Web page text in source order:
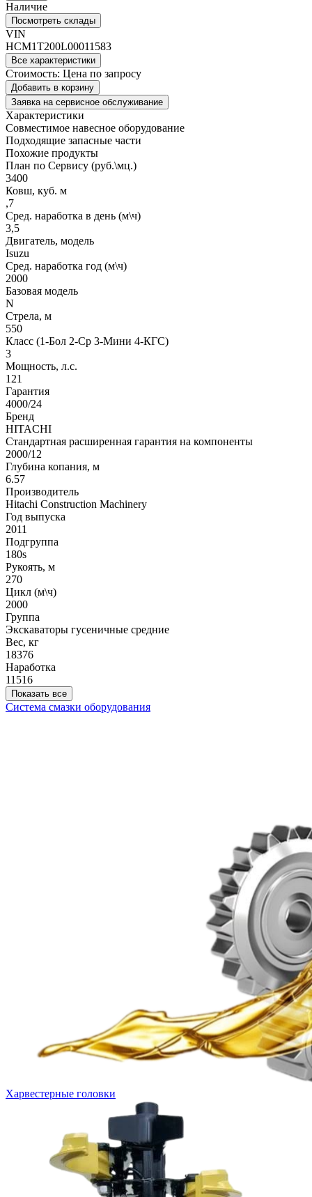
Наличие
Посмотреть склады
VIN
HCM1T200L00011583
Все характеристики
Стоимость: Цена по запросу
Добавить в корзину
Заявка на сервисное обслуживание
Характеристики
Совместимое навесное оборудование
Подходящие запасные части
Похожие продукты
План по Сервису (руб.\мц.)
3400
Ковш, куб. м
,7
Сред. наработка в день (м\ч)
3,5
Двигатель, модель
Isuzu
Сред. наработка год (м\ч)
2000
Базовая модель
N
Стрела, м
550
Класс (1-Бол 2-Ср 3-Мини 4-КГС)
3
Мощность, л.с.
121
Гарантия
4000/24
Бренд
HITACHI
Стандартная расширенная гарантия на компоненты
2000/12
Глубина копания, м
6.57
Производитель
Hitachi Construction Machinery
Год выпуска
2011
Подгруппа
180s
Рукоять, м
270
Цикл (м\ч)
2000
Группа
Экскаваторы гусеничные средние
Вес, кг
18376
Наработка
11516
Показать все
Система смазки оборудования
Харвестерные головки